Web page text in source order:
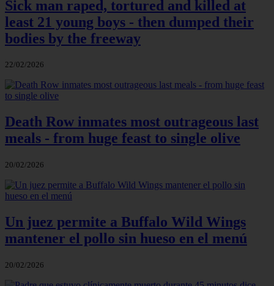
Sick man raped, tortured and killed at
least 21 young boys - then dumped their
bodies by the freeway
22/02/2026
Death Row inmates most outrageous last
meals - from huge feast to single olive
20/02/2026
Un juez permite a Buffalo Wild Wings
mantener el pollo sin hueso en el menú
20/02/2026